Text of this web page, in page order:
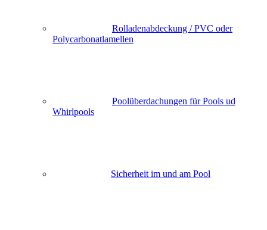
Rolladenabdeckung / PVC oder
Polycarbonatlamellen
Poolüberdachungen für Pools ud
Whirlpools
Sicherheit im und am Pool